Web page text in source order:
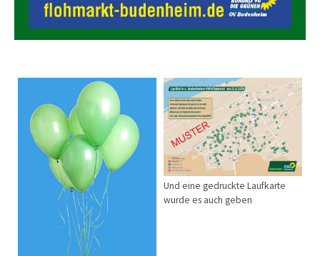
Und eine gedruckte Laufkarte
wurde es auch geben